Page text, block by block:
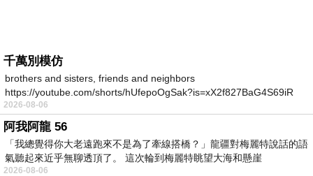
千萬別模仿
brothers and sisters, friends and neighbors
https://youtube.com/shorts/hUfepoOgSak?is=xX2f827BaG4S69iR
https
2026-08-06
阿我阿龍 56
「我總覺得你大老遠跑來不是為了牽線搭橋？」龍疆對梅麗特說話的語
氣聽起來近乎無聊透頂了。 這次輪到梅麗特眺望大海和懸崖
2026-08-06